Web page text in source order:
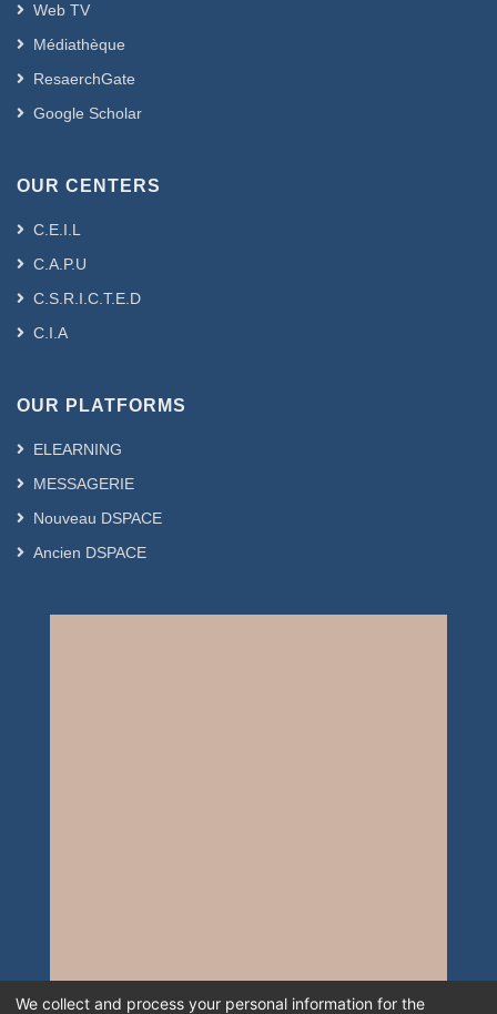
Web TV
Médiathèque
ResaerchGate
Google Scholar
OUR CENTERS
C.E.I.L
C.A.P.U
C.S.R.I.C.T.E.D
C.I.A
OUR PLATFORMS
ELEARNING
MESSAGERIE
Nouveau DSPACE
Ancien DSPACE
We collect and process your personal information for the